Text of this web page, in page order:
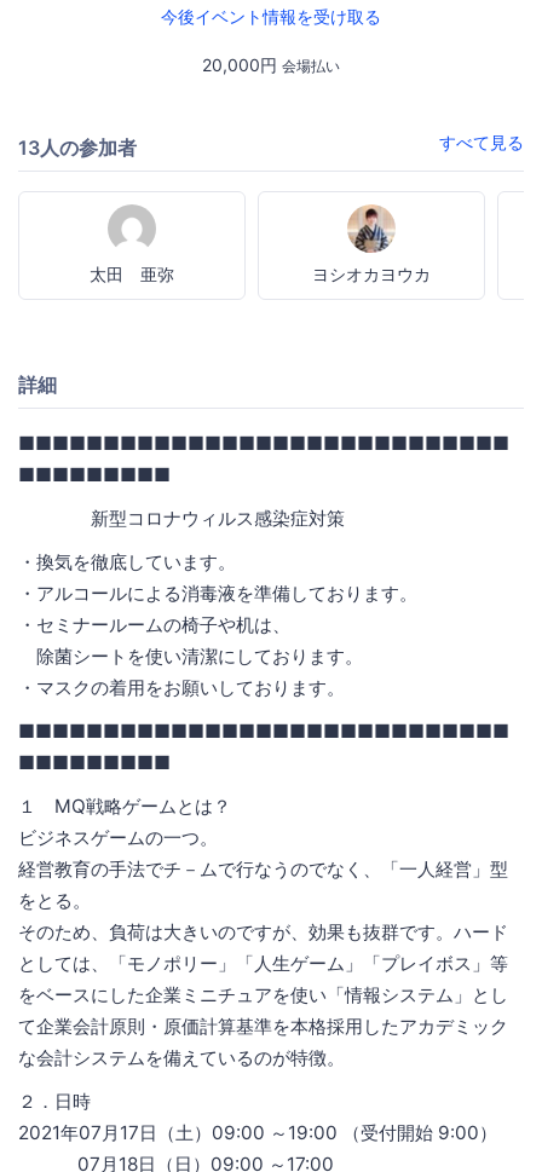
今後イベント情報を受け取る
20,000円 会場払い
13人の参加者 すべて見る
太田 亜弥 ヨシオカヨウカ
詳細
■■■■■■■■■■■■■■■■■■■■■■■■■■■■■
■■■■■■■■■
新型コロナウィルス感染症対策
・換気を徹底しています。
・アルコールによる消毒液を準備しております。
・セミナールームの椅子や机は、
除菌シートを使い清潔にしております。
・マスクの着用をお願いしております。
■■■■■■■■■■■■■■■■■■■■■■■■■■■■■
■■■■■■■■■
１ MQ戦略ゲームとは？
ビジネスゲームの一つ。
経営教育の手法でチ－ムで行なうのでなく、「一人経営」型
をとる。
そのため、負荷は大きいのですが、効果も抜群です。ハード
としては、「モノポリー」「人生ゲーム」「プレイボス」等
をベースにした企業ミニチュアを使い「情報システム」とし
て企業会計原則・原価計算基準を本格採用したアカデミック
な会計システムを備えているのが特徴。
２．日時
2021年07月17日（土）09:00 ～19:00 （受付開始 9:00）
07月18日（日）09:00 ～17:00